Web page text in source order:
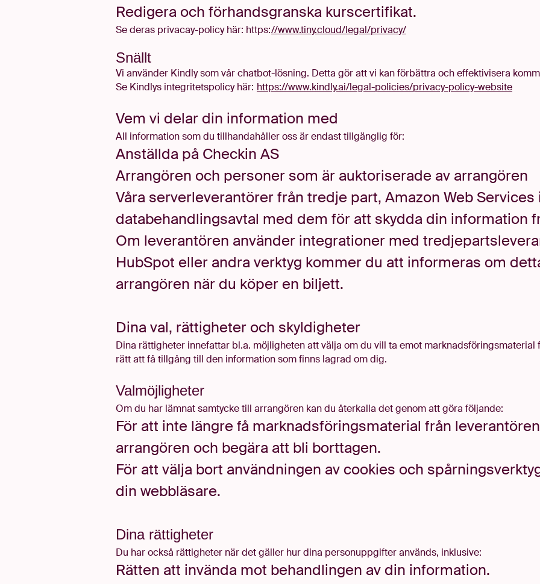
Redigera och förhandsgranska kurscertifikat.
Se deras privacay-policy här: https://www.tiny.cloud/legal/privacy/
Snällt
Vi använder Kindly som vår chatbot-lösning. Detta gör att vi kan förbättra och effektivisera
Se Kindlys integritetspolicy här: https://www.kindly.ai/legal-policies/privacy-policy-website
Vem vi delar din information med
All information som du tillhandahåller oss är endast tillgänglig för:
Anställda på Checkin AS
Arrangören och personer som är auktoriserade av arrangören
Våra serverleverantörer från tredje part, Amazon Web Services
databehandlingsavtal med dem för att skydda din information
Om leverantören använder integrationer med
HubSpot eller andra verktyg kommer du att informeras om
arrangören när du köper en biljett.
Dinaval, rättigheter och skyldigheter
Dina rättigheter innefattar bl.a. möjligheten att välja om du vill ta emot marknadsföringsmaterial
rätt att få tillgång till den information som finns lagrad om dig.
Valmöjligheter
Om du har lämnat samtycke till arrangören kan du återkalla det genom att göra följande:
För att inte längre få marknadsföringsmaterial från
arrangören och begära att bli borttagen.
För att välja bort användningen av cookies och
din webbläsare.
Dina rättigheter
Du har också rättigheter när det gäller hur dina personuppgifter används, inklusive:
Rätten att invända mot behandlingen av din information.